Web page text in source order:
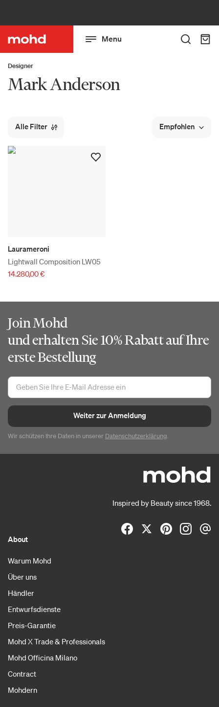
Menu
Designer
Mark Anderson
Alle Filter Empfohlen
Laurameroni
Lightwall Composition LW05
14.280,00 €
Join Mohd
und erhalten Sie 10% Rabatt auf Ihre
erste Bestellung
Weiter zur Anmeldung
Wir schützen Ihre Daten in unserer Datenschutzerklärung.
Inspired by Beauty since 1968.
About
Warum Mohd
Über uns
Händler
Entwurfsdienste
Preis-Garantie
Mohd X Trade & Professionals
Mohd Officina Milano
Contract
Mohdern